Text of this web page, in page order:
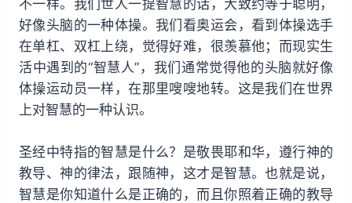
不一样。我们世人一提智慧的话，大致约等于聪明，
好像头脑的一种体操。我们看奥运会，看到体操选手
在单杠、双杠上绕，觉得好难，很羡慕他；而现实生
活中遇到的“智慧人”，我们通常觉得他的头脑就好像
体操运动员一样，在那里嗖嗖地转。这是我们在世界
上对智慧的一种认识。
圣经中特指的智慧是什么？是敬畏耶和华，遵行神的
教导、神的律法，跟随神，这才是智慧。也就是说，
智慧是你知道什么是正确的，而且你照着正确的教导